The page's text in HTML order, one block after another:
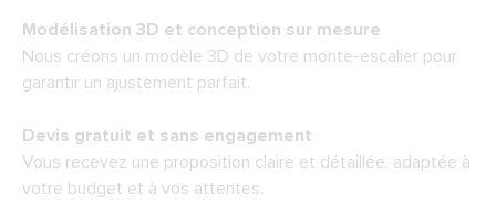
Modélisation 3D et conception sur mesure
Nous créons un modèle 3D de votre monte-escalier pour
garantir un ajustement parfait.
Devis gratuit et sans engagement
Vous recevez une proposition claire et détaillée, adaptée à
votre budget et à vos attentes.